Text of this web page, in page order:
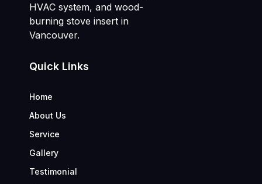
HVAC system, and wood-
burning stove insert in
Vancouver.
Quick Links
Home
About Us
Service
Gallery
Testimonial